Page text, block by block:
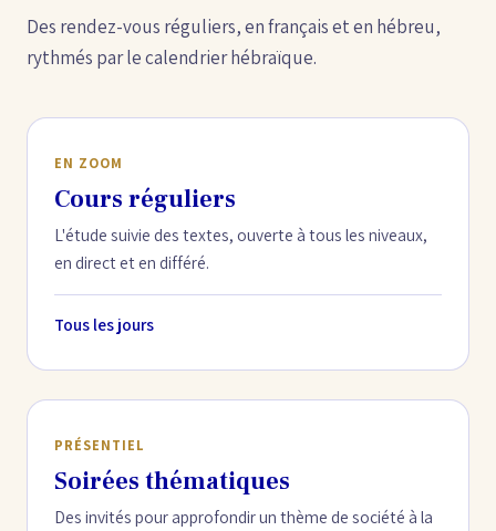
Des rendez-vous réguliers, en français et en hébreu,
rythmés par le calendrier hébraïque.
EN ZOOM
Cours réguliers
L'étude suivie des textes, ouverte à tous les niveaux,
en direct et en différé.
Tous les jours
PRÉSENTIEL
Soirées thématiques
Des invités pour approfondir un thème de société à la